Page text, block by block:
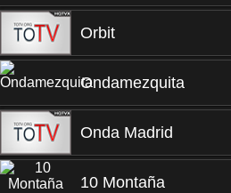
Orbit
Ondamezquita
Onda Madrid
10 Montaña